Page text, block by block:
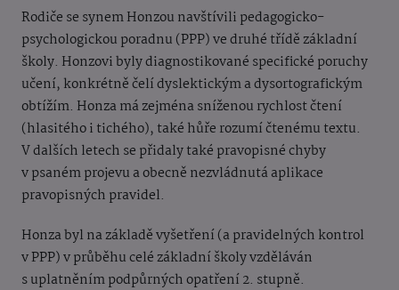
Rodiče se synem Honzou navštívili pedagogicko-
psychologickou poradnu (PPP) ve druhé třídě základní
školy. Honzovi byly diagnostikované specifické poruchy
učení, konkrétně čelí dyslektickým a dysortografickým
obtížím. Honza má zejména sníženou rychlost čtení
(hlasitého i tichého), také hůře rozumí čtenému textu.
V dalších letech se přidaly také pravopisné chyby
v psaném projevu a obecně nezvládnutá aplikace
pravopisných pravidel.
Honza byl na základě vyšetření (a pravidelných kontrol
v PPP) v průběhu celé základní školy vzděláván
s uplatněním podpůrných opatření 2. stupně.